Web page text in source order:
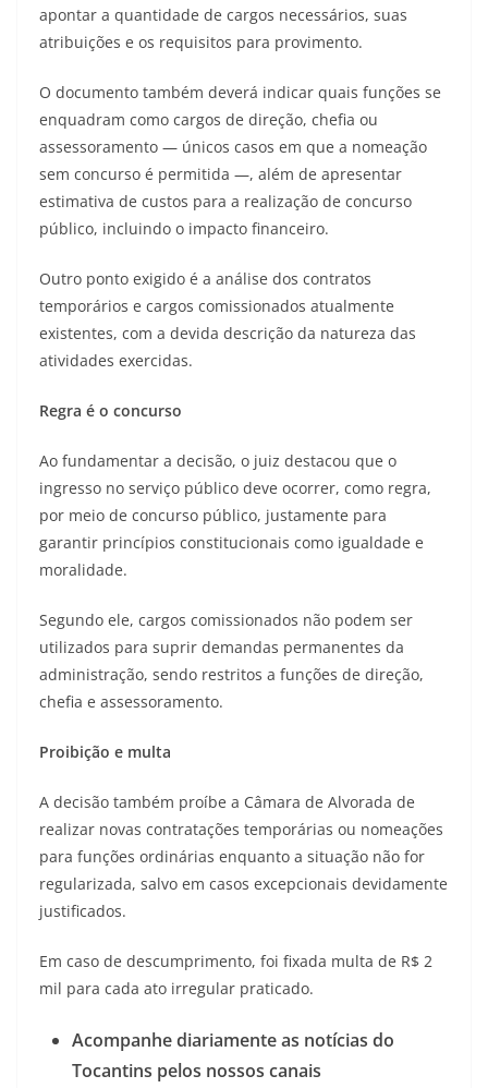
apontar a quantidade de cargos necessários, suas
atribuições e os requisitos para provimento.
O documento também deverá indicar quais funções se
enquadram como cargos de direção, chefia ou
assessoramento — únicos casos em que a nomeação
sem concurso é permitida —, além de apresentar
estimativa de custos para a realização de concurso
público, incluindo o impacto financeiro.
Outro ponto exigido é a análise dos contratos
temporários e cargos comissionados atualmente
existentes, com a devida descrição da natureza das
atividades exercidas.
Regra é o concurso
Ao fundamentar a decisão, o juiz destacou que o
ingresso no serviço público deve ocorrer, como regra,
por meio de concurso público, justamente para
garantir princípios constitucionais como igualdade e
moralidade.
Segundo ele, cargos comissionados não podem ser
utilizados para suprir demandas permanentes da
administração, sendo restritos a funções de direção,
chefia e assessoramento.
Proibição e multa
A decisão também proíbe a Câmara de Alvorada de
realizar novas contratações temporárias ou nomeações
para funções ordinárias enquanto a situação não for
regularizada, salvo em casos excepcionais devidamente
justificados.
Em caso de descumprimento, foi fixada multa de R$ 2
mil para cada ato irregular praticado.
Acompanhe diariamente as notícias do
Tocantins pelos nossos canais